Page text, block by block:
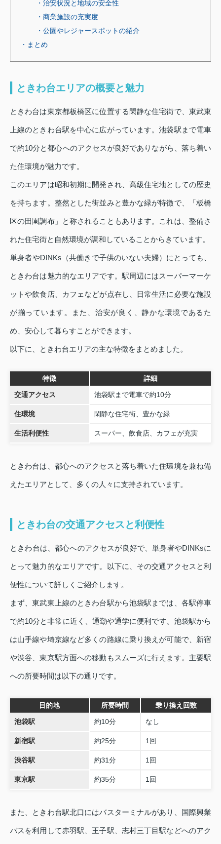
・治安状況と地域の安全性
・商業施設の充実度
・公園やレジャースポットの紹介
・まとめ
ときわ台エリアの概要と魅力
ときわ台は東京都板橋区に位置する閑静な住宅街で、東武東
上線のときわ台駅を中心に広がっています。池袋駅まで電車
で約10分と都心へのアクセスが良好でありながら、落ち着い
た住環境が魅力です。
このエリアは昭和初期に開発され、高級住宅地としての歴史
を持ちます。整然とした街並みと豊かな緑が特徴で、「板橋
区の田園調布」と称されることもあります。これは、整備さ
れた住宅街と自然環境が調和していることからきています。
単身者やDINKs（共働きで子供のいない夫婦）にとっても、
ときわ台は魅力的なエリアです。駅周辺にはスーパーマーケ
ットや飲食店、カフェなどが点在し、日常生活に必要な施設
が揃っています。また、治安が良く、静かな環境であるた
め、安心して暮らすことができます。
以下に、ときわ台エリアの主な特徴をまとめました。
特徴 詳細
交通アクセス 池袋駅まで電車で約10分
住環境 閑静な住宅街、豊かな緑
生活利便性 スーパー、飲食店、カフェが充実
ときわ台は、都心へのアクセスと落ち着いた住環境を兼ね備
えたエリアとして、多くの人々に支持されています。
ときわ台の交通アクセスと利便性
ときわ台は、都心へのアクセスが良好で、単身者やDINKsに
とって魅力的なエリアです。以下に、その交通アクセスと利
便性について詳しくご紹介します。
まず、東武東上線のときわ台駅から池袋駅までは、各駅停車
で約10分と非常に近く、通勤や通学に便利です。池袋駅から
は山手線や埼京線など多くの路線に乗り換えが可能で、新宿
や渋谷、東京駅方面への移動もスムーズに行えます。主要駅
への所要時間は以下の通りです。
目的地 所要時間 乗り換え回数
池袋駅 約10分 なし
新宿駅 約25分 1回
渋谷駅 約31分 1回
東京駅 約35分 1回
また、ときわ台駅北口にはバスターミナルがあり、国際興業
バスを利用して赤羽駅、王子駅、志村三丁目駅などへのアク